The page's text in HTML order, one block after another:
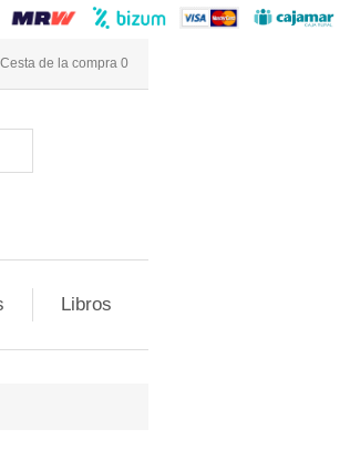
Cesta de la compra 0
Libros